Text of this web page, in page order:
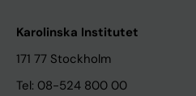
Karolinska Institutet
171 77 Stockholm
Tel: 08-524 800 00